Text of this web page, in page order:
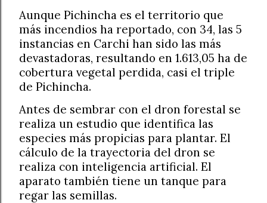
Aunque Pichincha es el territorio que
más incendios ha reportado, con 34, las 5
instancias en Carchi han sido las más
devastadoras, resultando en 1.613,05 ha de
cobertura vegetal perdida, casi el triple
de Pichincha.
Antes de sembrar con el dron forestal se
realiza un estudio que identifica las
especies más propicias para plantar. El
cálculo de la trayectoria del dron se
realiza con inteligencia artificial. El
aparato también tiene un tanque para
regar las semillas.